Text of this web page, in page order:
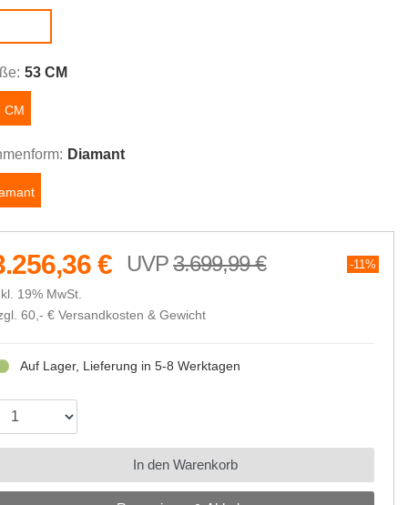
53 CM
CM
Diamant
3.699,99 € 11%
€
19% MwSt.
60,- € Versandkosten & Gewicht
Auf Lager, Lieferung in 5-8 Werktagen
In den Warenkorb